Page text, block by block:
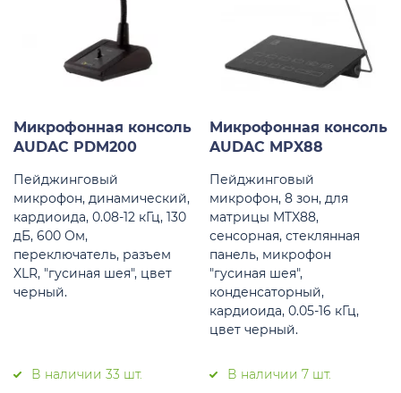
Микрофонная консоль
AUDAC PDM200
Пейджинговый
микрофон, динамический,
кардиоида, 0.08-12 кГц, 130
дБ, 600 Ом,
переключатель, разъем
XLR, "гусиная шея", цвет
черный.
В наличии 33 шт.
Микрофонная консоль
AUDAC MPX88
Пейджинговый
микрофон, 8 зон, для
матрицы MTX88,
сенсорная, стеклянная
панель, микрофон
"гусиная шея",
конденсаторный,
кардиоида, 0.05-16 кГц,
цвет черный.
В наличии 7 шт.